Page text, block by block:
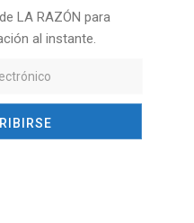
LA RAZÓN para
al instante.